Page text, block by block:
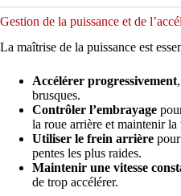
Gestion de la puissance et de
La maîtrise de la puissance est
Accélérer progressivement
brusques.
Contrôler l’embrayage
la roue arrière et maintenir la
Utiliser le frein arrière
pentes les plus raides.
Maintenir une vitesse
de trop accélérer.